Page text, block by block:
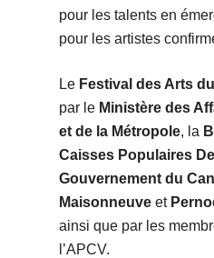
pour les talents en
pour les artistes
Le Festival des Arts
par le Ministère des
et de la Métropole, la
Caisses Populaires
Gouvernement du
Maisonneuveet
ainsi que par les
l’APCV.